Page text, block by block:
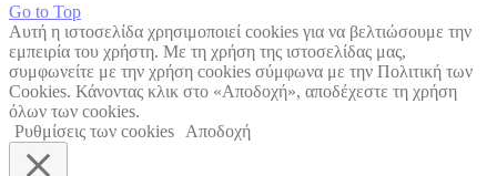
Go to Top
Αυτή η ιστοσελίδα χρησιμοποιεί cookies για να βελτιώσουμε την
εμπειρία του χρήστη. Με τη χρήση της ιστοσελίδας μας,
συμφωνείτε με την χρήση cookies σύμφωνα με την Πολιτική των
Cookies. Κάνοντας κλικ στο «Αποδοχή», αποδέχεστε τη χρήση
όλων των cookies.
Ρυθμίσεις των cookies
Αποδοχή